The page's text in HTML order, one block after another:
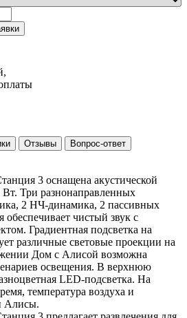
Отзывы Вопрос-ответ
3 оснащена акустической
Три разнонаправленных
2 НЧ-динамика, 2 пассивных
обеспечивает чистый звук с
Градиентная подсветка на
различные световые проекции на
Дом с Алисой возможна
освещения. В верхнюю
LED-подсветка. На
температура воздуха и
Алисы.